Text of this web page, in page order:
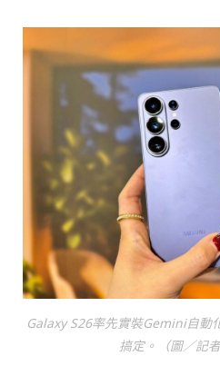
Galaxy S26率先實裝Gemini自動
搞定。（圖／記